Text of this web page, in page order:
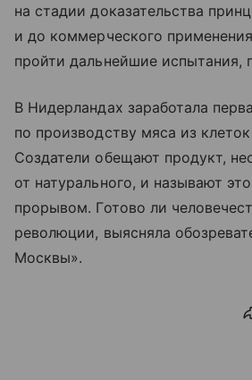
на стадии доказательства
и до коммерческого
пройти дальнейшие испытания,
В Нидерландах заработала
по производству мяса из
Создатели обещают продукт,
от натурального, и называют
прорывом. Готово ли
революции, выясняла
Москвы».